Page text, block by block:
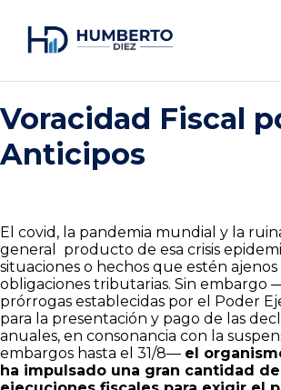
Voracidad Fiscal
Anticipos
El covid, la pandemia mundial y la
general producto de esa crisis
situaciones o hechos que estén
obligaciones tributarias. Sin embargo
prórrogas establecidas por el Poder
para la presentación y pago de las
anuales, en consonancia con la
embargos hasta el 31/8— el
ha impulsado una gran cantidad